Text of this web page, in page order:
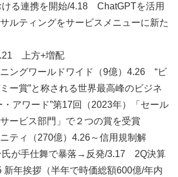
る連携を開始/4.18 ChatGPTを活用
ルティングをサービスメニューに新た
上方+増配
ングワールドワイド（9億）4.26 “ビ
ー賞”と称される世界最高峰のビジネ
・アワード”第17回（2023年）「セール
ービス部門」で２つの賞を受賞
ティ（270億）4.26～信用規制解
が手仕舞で暴落→反発/3.17 2Q決算
新年挨拶（半年で時価総額600億/年内